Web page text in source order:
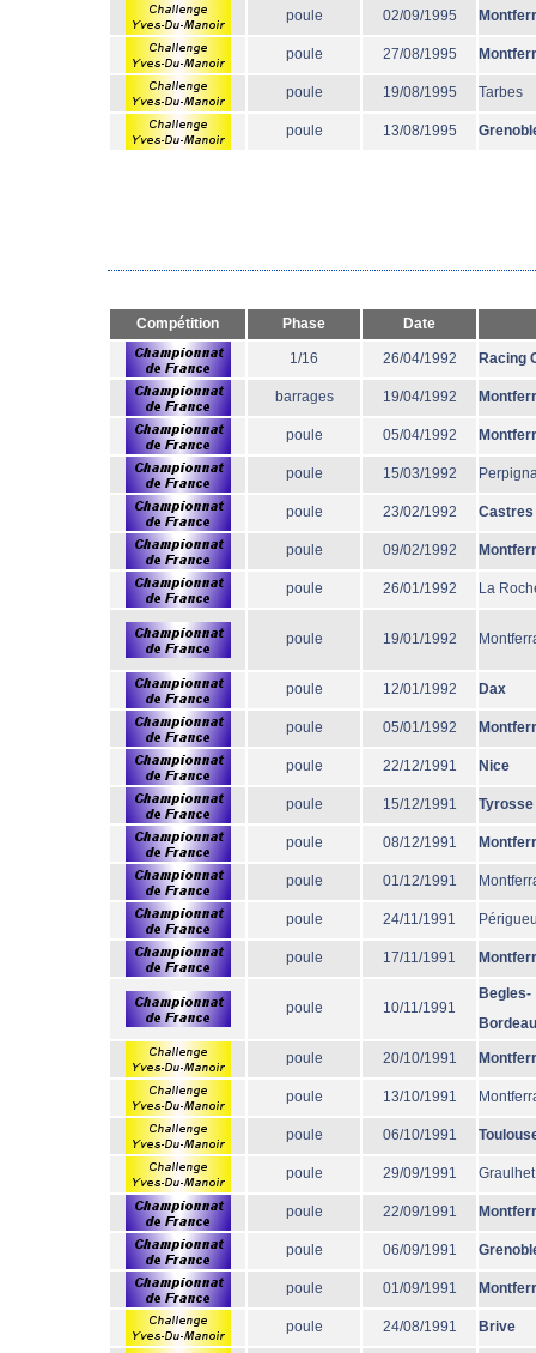
poule 02/09/1995
poule 27/08/1995
poule 19/08/1995 Tarbes
poule 13/08/1995
Compétition Phase Date
1/16 26/04/1992 Racing
barrages 19/04/1992
poule 05/04/1992
poule 15/03/1992
poule 23/02/1992 Castres
poule 09/02/1992
poule 26/01/1992 La
poule 19/01/1992
poule 12/01/1992 Dax
poule 05/01/1992
poule 22/12/1991 Nice
poule 15/12/1991 Tyrosse
poule 08/12/1991
poule 01/12/1991
poule 24/11/1991
poule 17/11/1991
poule 10/11/1991
Begles-
poule 20/10/1991
poule 13/10/1991
poule 06/10/1991
poule 29/09/1991 Graulhet
poule 22/09/1991
poule 06/09/1991
poule 01/09/1991
poule 24/08/1991 Brive